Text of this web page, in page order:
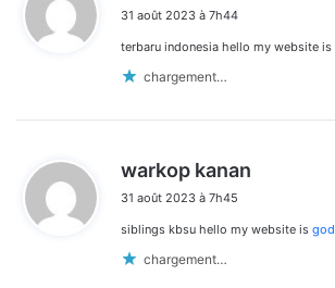
31 août 2023 à 7h44
terbaru indonesia hello my website is
chargement…
warkop kanan
31 août 2023 à 7h45
siblings kbsu hello my website is
chargement…